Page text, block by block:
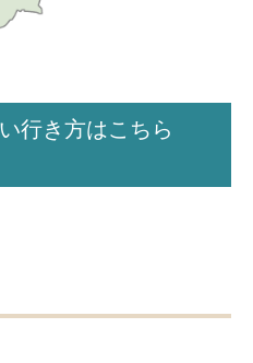
行き方はこちら